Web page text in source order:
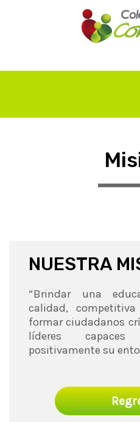
NUESTRA
“Brindar una
calidad,
formar ciudadanos
líderes
positivamente su